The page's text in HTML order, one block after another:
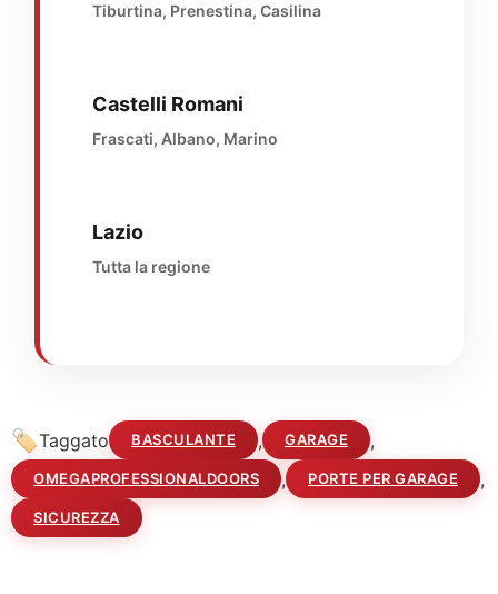
Tiburtina, Prenestina, Casilina
Castelli Romani
Frascati, Albano, Marino
Lazio
Tutta la regione
Taggato BASCULANTE , GARAGE ,
OMEGAPROFESSIONALDOORS , PORTE PER GARAGE ,
SICUREZZA